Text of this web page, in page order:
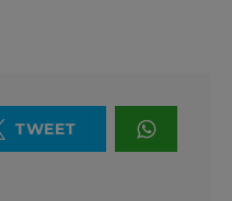
TWEET